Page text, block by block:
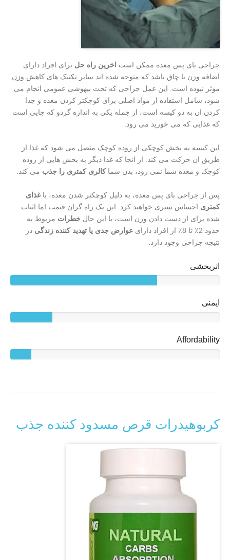
جراحی بای پس معده ممکن است اخرین راه حل برای افراد دارای
اضافه وزن یا چاق باشد که متوجه شده اند سایر تکنیک های کاهش وزن
موثر نبوده است. این عمل جراحی که تحت بیهوشی عمومی انجام می
شود، شامل استفاده از مواد اصلی برای کوچکتر کردن معده و جدا
کردن ان به دو کیسه است، از جمله یکی به اندازه گردو که جایی است
که غذایی که می خورید می رود.
این کیسه به بخش کوچکی از روده کوچک متصل می شود که غذا از
طریق ان حرکت می کند. از انجا که غذا دیگر به بخش هایی از روده
کوچک و معده شما نمی رود، بدن شماکالری کمتری را جذب می کند.
پس از جراحی بای پس معده، به دلیل کوچکتر شدن معده، باغذای
کمتری احساس سیری خواهید کرد. این یک راه گران قیمت اما اثبات
شده برای از دست دادن وزن است، با این حال خطرات مربوط به
حدود 2٪ تا 8٪ از افراد دارای
عوارض جدی یا تهدید کننده زندگی در
نتیجه جراحی وجود دارد.
اثربخشی
ایمنی
Affordability
کربوهیدرات قرص مسدود کننده جذب